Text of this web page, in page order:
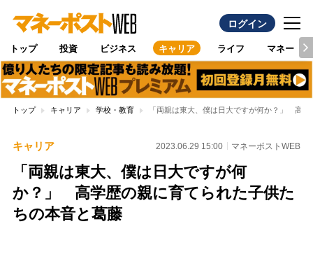
ログイン
トップ 投資 ビジネス キャリア ライフ マネー
トップ キャリア 学校・教育 「両親は東大、僕は日大ですが何か？」 高
キャリア 2023.06.29 15:00 マネーポストWEB
「両親は東大、僕は日大ですが何
か？」 高学歴の親に育てられた子供た
ちの本音と葛藤